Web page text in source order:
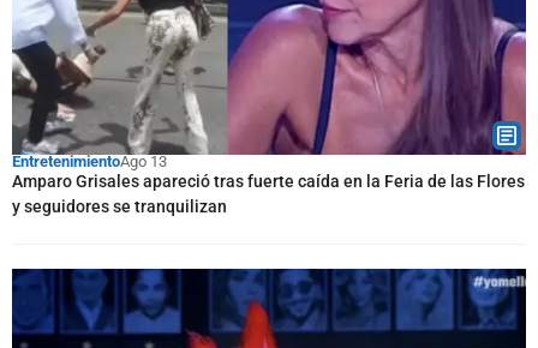
EntretenimientoAgo 13
Amparo Grisales apareció tras fuerte caída en la Feria de las Flores
y seguidores se tranquilizan